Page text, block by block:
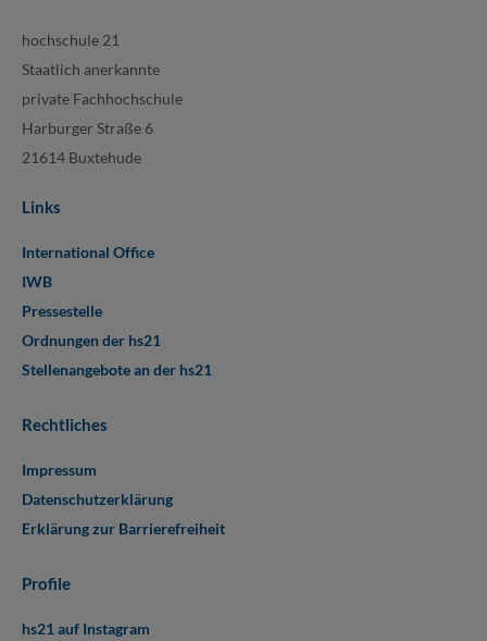
hochschule 21
Staatlich anerkannte
private Fachhochschule
Harburger Straße 6
21614 Buxtehude
Links
International Office
IWB
Pressestelle
Ordnungen der hs21
Stellenangebote an der hs21
Rechtliches
Impressum
Datenschutzerklärung
Erklärung zur Barrierefreiheit
Profile
hs21 auf Instagram